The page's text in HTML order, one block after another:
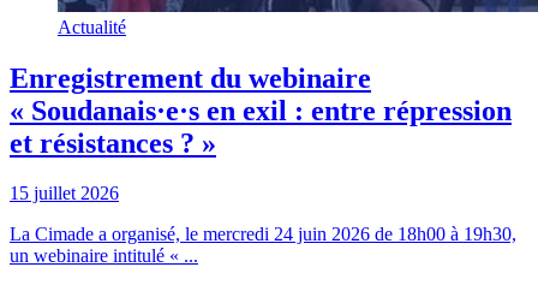
Actualité
Enregistrement du webinaire
« Soudanais·e·s en exil : entre répression
et résistances ? »
15 juillet 2026
La Cimade a organisé, le mercredi 24 juin 2026 de 18h00 à 19h30,
un webinaire intitulé « ...